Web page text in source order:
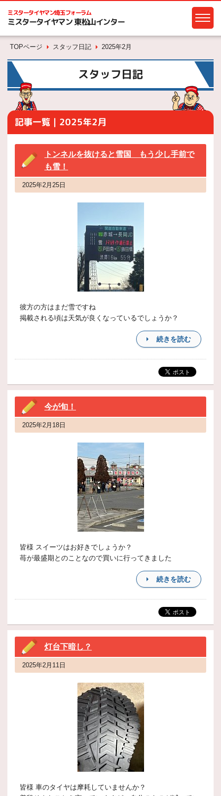
ミスタータイヤマン埼玉フォーラム
ミスタータイヤマン 東松山インター
TOPページ スタッフ日記 2025年2月
スタッフ日記
記事一覧｜2025年2月
トンネルを抜けると雪国 もう少し手前で
も雪！
2025年2月25日
彼方の方はまだ雪ですね
掲載される頃は天気が良くなっているでしょうか？
続きを読む
今が旬！
2025年2月18日
皆様 スイーツはお好きでしょうか？
苺が最盛期とのことなので買いに行ってきました
続きを読む
灯台下暗し？
2025年2月11日
皆様 車のタイヤは摩耗していませんか？